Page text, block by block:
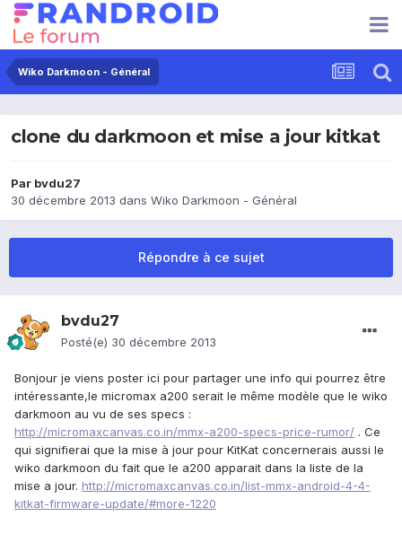
Wiko Darkmoon - Général
clone du darkmoon et mise a jour kitkat
Par bvdu27
30 décembre 2013 dans Wiko Darkmoon - Général
Répondre à ce sujet
bvdu27
Posté(e) 30 décembre 2013
Bonjour je viens poster ici pour partager une info qui pourrez être
intéressante,le micromax a200 serait le même modèle que le wiko
darkmoon au vu de ses specs :
http://micromaxcanvas.co.in/mmx-a200-specs-price-rumor/ . Ce
qui signifierai que la mise à jour pour KitKat concernerais aussi le
wiko darkmoon du fait que le a200 apparait dans la liste de la
mise a jour. http://micromaxcanvas.co.in/list-mmx-android-4-4-
kitkat-firmware-update/#more-1220